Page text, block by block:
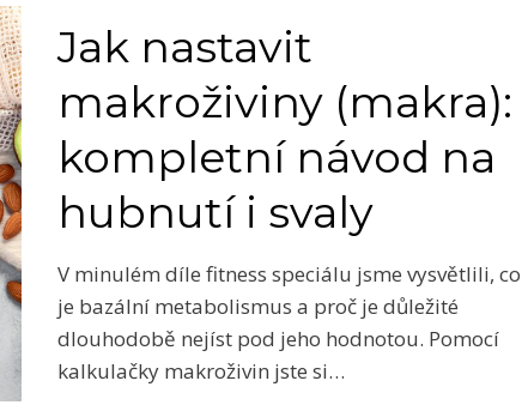
Jak nastavit
makroživiny (makra):
kompletní návod na
hubnutí i svaly
V minulém díle fitness speciálu jsme vysvětlili, co
je bazální metabolismus a proč je důležité
dlouhodobě nejíst pod jeho hodnotou. Pomocí
kalkulačky makroživin jste si…